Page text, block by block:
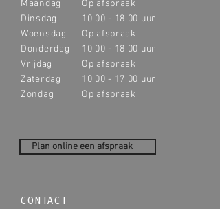
Maandag
Dinsdag
Woensdag
Donderdag
Vrijdag
Zaterdag
Zondag
Op afspraak
10.00 - 18.00 uur
Op afspraak
10.00 - 18.00 uur
Op afspraak
10.00 - 17.00 uur
Op afspraak
Plan online een afspraak
CONTACT